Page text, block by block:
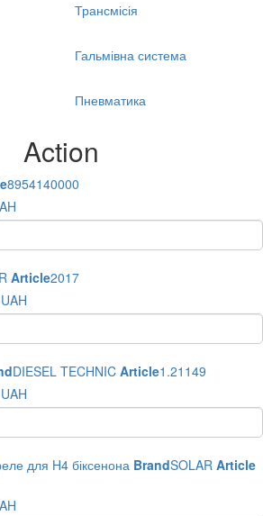
Трансмісія
Гальмівна система
Пневматика
Action
8954140000
Article2017
UAH
DIESEL TECHNIC Article1.21149
UAH
для H4 біксенона BrandSOLAR Article